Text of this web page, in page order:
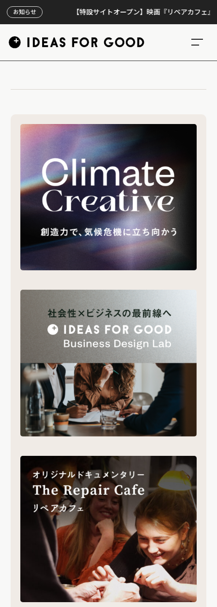
お知らせ 【特設サイトオープン】映画『リペアカフェ』、上